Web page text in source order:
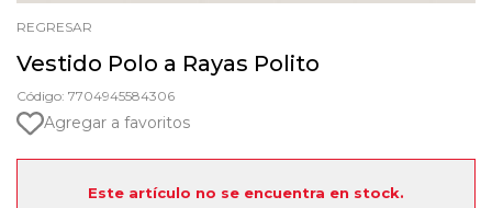
REGRESAR
Vestido Polo a Rayas Polito
Código: 7704945584306
Agregar a favoritos
Este artículo no se encuentra en stock.